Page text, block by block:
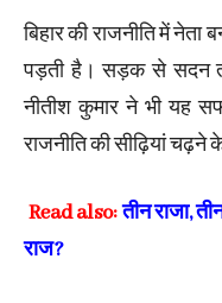
बिहार की राजनीति में
पड़ती है। सड़क से सदन
नीतीश कुमार ने भी यह
राजनीति की सीढ़ियां
Read also:तीन राजा,
राज?